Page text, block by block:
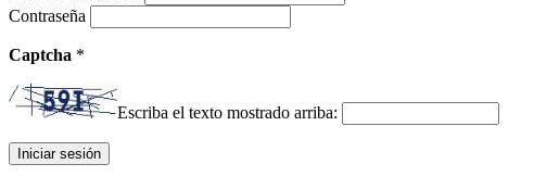
Contraseña
Captcha *
Escriba el texto mostrado arriba: